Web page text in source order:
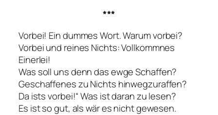
***
Vorbei! Ein dummes Wort. Warum vorbei?
Vorbei und reines Nichts: Vollkommnes
Einerlei!
Was soll uns denn das ewge Schaffen?
Geschaffenes zu Nichts hinwegzuraffen?
Da ists vorbei!“ Was ist daran zu lesen?
Es ist so gut, als wär es nicht gewesen.